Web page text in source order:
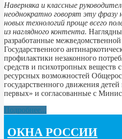
Наверняка и классные
неоднократно говорят эту
новых технологий проще всего
из наглядного контента.
разработанные
Государственного
профилактики незаконного
средств и психотропных веществ
ресурсных возможностей
государственного движения
первых» и согласованные с
Подробнее...
ОКНА РОССИИ